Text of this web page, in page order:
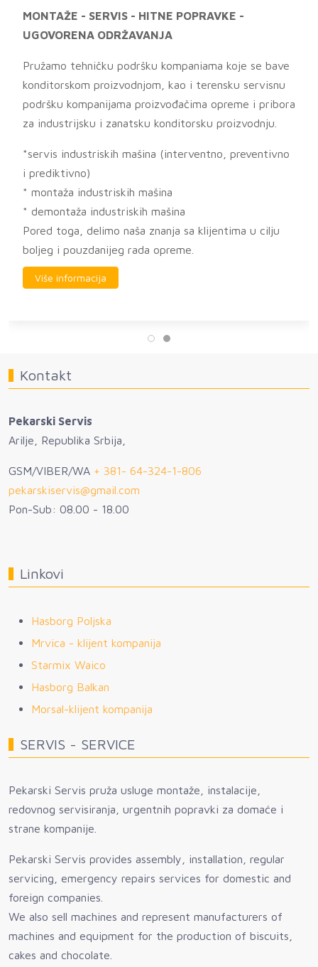
MONTAŽE - SERVIS - HITNE POPRAVKE -
UGOVORENA ODRŽAVANJA
Pružamo tehničku podršku kompaniama koje se bave
konditorskom proizvodnjom, kao i terensku servisnu
podršku kompanijama proizvođačima opreme i pribora
za industrijsku i zanatsku konditorsku proizvodnju.
*servis industriskih mašina (interventno, preventivno
i prediktivno)
* montaža industriskih mašina
* demontaža industriskih mašina
Pored toga, delimo naša znanja sa klijentima u cilju
boljeg i pouzdanijeg rada opreme.
Više informacija
Kontakt
Pekarski Servis
Arilje, Republika Srbija,
GSM/VIBER/WA + 381- 64-324-1-806
pekarskiservis@gmail.com
Pon-Sub: 08.00 - 18.00
Linkovi
Hasborg Poljska
Mrvica - klijent kompanija
Starmix Waico
Hasborg Balkan
Morsal-klijent kompanija
SERVIS - SERVICE
Pekarski Servis pruža usluge montaže, instalacije,
redovnog servisiranja, urgentnih popravki za domaće i
strane kompanije.
Pekarski Servis provides assembly, installation, regular
servicing, emergency repairs services for domestic and
foreign companies.
We also sell machines and represent manufacturers of
machines and equipment for the production of biscuits,
cakes and chocolate.